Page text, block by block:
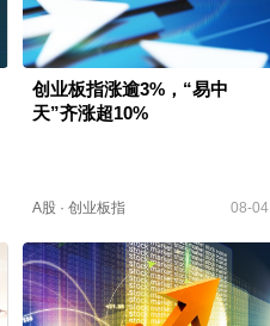
创业板指涨逾3%，“易中
天”齐涨超10%
A股· 创业板指 08-04